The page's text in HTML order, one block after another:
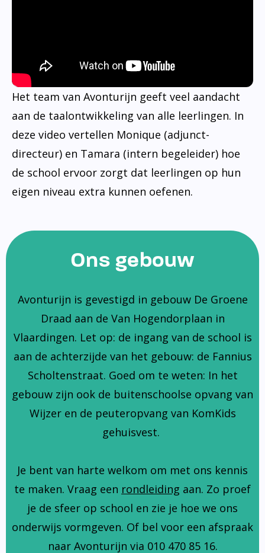
Het team van Avonturijn geeft veel aandacht
aan de taalontwikkeling van alle leerlingen. In
deze video vertellen Monique (adjunct-
directeur) en Tamara (intern begeleider) hoe
de school ervoor zorgt dat leerlingen op hun
eigen niveau extra kunnen oefenen.
Ons gebouw
Avonturijn is gevestigd in gebouw De Groene
Draad aan de Van Hogendorplaan in
Vlaardingen. Let op: de ingang van de school is
aan de achterzijde van het gebouw: de Fannius
Scholtenstraat. Goed om te weten: In het
gebouw zijn ook de buitenschoolse opvang van
Wijzer en de peuteropvang van KomKids
gehuisvest.
Je bent van harte welkom om met ons kennis
te maken. Vraag een rondleiding aan. Zo proef
je de sfeer op school en zie je hoe we ons
onderwijs vormgeven. Of bel voor een afspraak
naar Avonturijn via 010 470 85 16.